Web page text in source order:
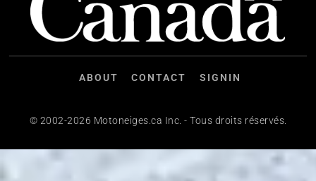
ABOUT CONTACT SIGNIN
© 2002-2026 Motoneiges.ca Inc. - Tous droits réservés.